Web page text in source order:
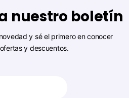
nuestro boletín
y sé el primero en conocer
y descuentos.